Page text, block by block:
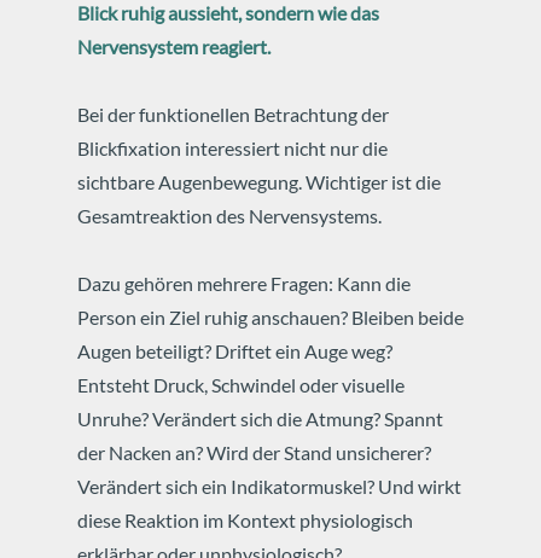
Blick ruhig aussieht, sondern wie das
Nervensystem reagiert.
Bei der funktionellen Betrachtung der
Blickfixation interessiert nicht nur die
sichtbare Augenbewegung. Wichtiger ist die
Gesamtreaktion des Nervensystems.
Dazu gehören mehrere Fragen: Kann die
Person ein Ziel ruhig anschauen? Bleiben beide
Augen beteiligt? Driftet ein Auge weg?
Entsteht Druck, Schwindel oder visuelle
Unruhe? Verändert sich die Atmung? Spannt
der Nacken an? Wird der Stand unsicherer?
Verändert sich ein Indikatormuskel? Und wirkt
diese Reaktion im Kontext physiologisch